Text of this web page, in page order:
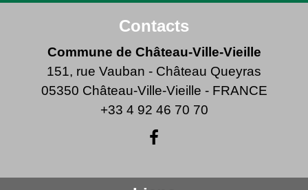
Contacts
Commune de Château-Ville-Vieille
151, rue Vauban - Château Queyras
05350 Château-Ville-Vieille - FRANCE
+33 4 92 46 70 70